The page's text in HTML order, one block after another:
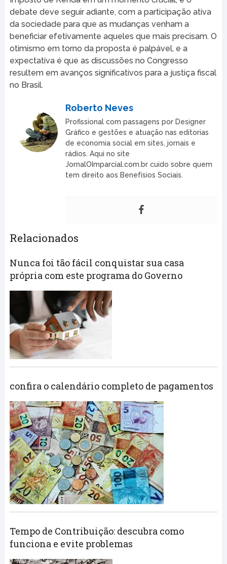
debate deve seguir adiante, com a participação ativa
da sociedade para que as mudanças venham a
beneficiar efetivamente aqueles que mais precisam. O
otimismo em torno da proposta é palpável, e a
expectativa é que as discussões no Congresso
resultem em avanços significativos para a justiça fiscal
no Brasil.
Roberto Neves
Profissional com passagens por Designer
Gráfico e gestões e atuação nas editorias
de economia social em sites, jornais e
rádios. Aqui no site
JornalOImparcial.com.br cuido sobre quem
tem direito aos Benefísios Sociais.
Relacionados
Nunca foi tão fácil conquistar sua casa
própria com este programa do Governo
confira o calendário completo de pagamentos
Tempo de Contribuição: descubra como
funciona e evite problemas